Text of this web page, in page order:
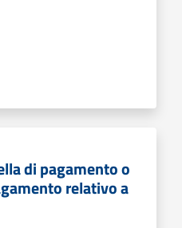
di pagamento o
relativo a